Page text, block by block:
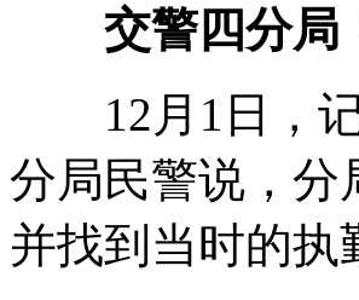
交警四分局
12月1日，记
分局民警说，分
并找到当时的执